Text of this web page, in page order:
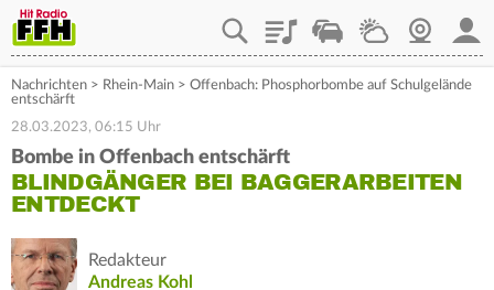
PlaylistStaupilotWetterWebcam
Nachrichten > Rhein-Main > Offenbach: Phosphorbombe auf Schulgelände
entschärft
28.03.2023, 06:15 Uhr
Bombe in Offenbach entschärft
BLINDGÄNGER BEI BAGGERARBEITEN
ENTDECKT
Redakteur
Andreas Kohl